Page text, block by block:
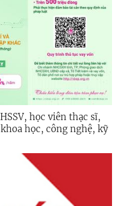
học viên thạc sĩ,
học, công nghệ, kỹ